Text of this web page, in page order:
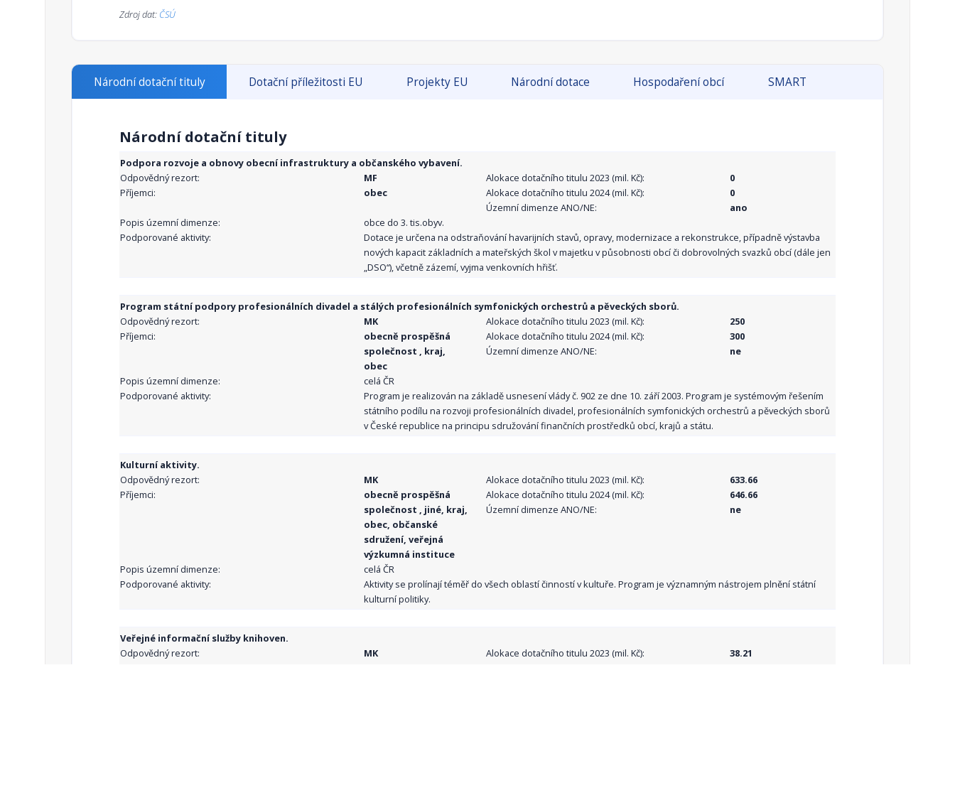
Zdroj dat: ČSÚ
Národní dotační tituly Dotační příležitosti EU Projekty EU Národní dotace Hospodaření obcí SMART
Národní dotační tituly
Podpora rozvoje a obnovy obecní infrastruktury a občanského vybavení.
Odpovědný rezort:
MF
Příjemci:
obec
Alokace dotačního titulu 2023 (mil. Kč):
0
Alokace dotačního titulu 2024 (mil. Kč):
0
Územní dimenze ANO/NE:
ano
Popis územní dimenze:
obce do 3. tis.obyv.
Podporované aktivity:
Dotace je určena na odstraňování havarijních stavů, opravy, modernizace a rekonstrukce, případně výstavba
nových kapacit základních a mateřských škol v majetku v působnosti obcí či dobrovolných svazků obcí (dále jen
„DSO“), včetně zázemí, vyjma venkovních hřišť.
Program státní podpory profesionálních divadel a stálých profesionálních symfonických orchestrů a pěveckých sborů.
Odpovědný rezort:
MK
Příjemci:
obecně prospěšná
společnost , kraj,
obec
Alokace dotačního titulu 2023 (mil. Kč):
250
Alokace dotačního titulu 2024 (mil. Kč):
300
Územní dimenze ANO/NE:
ne
Popis územní dimenze:
celá ČR
Podporované aktivity:
Program je realizován na základě usnesení vlády č. 902 ze dne 10. září 2003. Program je systémovým řešením
státního podílu na rozvoji profesionálních divadel, profesionálních symfonických orchestrů a pěveckých sborů
v České republice na principu sdružování finančních prostředků obcí, krajů a státu.
Kulturní aktivity.
Odpovědný rezort:
MK
Příjemci:
obecně prospěšná
společnost , jiné, kraj,
obec, občanské
sdružení, veřejná
výzkumná instituce
Alokace dotačního titulu 2023 (mil. Kč):
633.66
Alokace dotačního titulu 2024 (mil. Kč):
646.66
Územní dimenze ANO/NE:
ne
Popis územní dimenze:
celá ČR
Podporované aktivity:
Aktivity se prolínají téměř do všech oblastí činností v kultuře. Program je významným nástrojem plnění státní
kulturní politiky.
Veřejné informační služby knihoven.
Odpovědný rezort:
MK
Alokace dotačního titulu 2023 (mil. Kč):
38.21